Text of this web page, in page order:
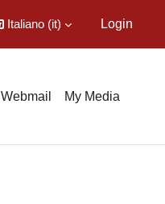
Italiano ‎(it)‎ Login
Webmail My Media